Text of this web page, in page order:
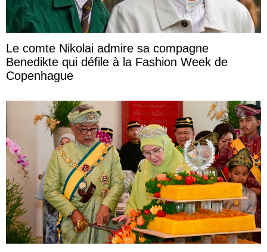
Le comte Nikolai admire sa compagne
Benedikte qui défile à la Fashion Week de
Copenhague